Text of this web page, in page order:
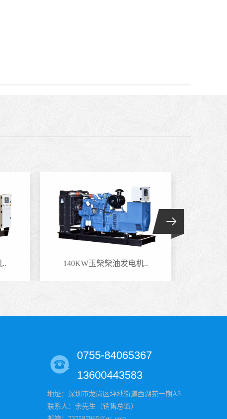
.. 140KW玉柴柴油发电机..
0755-84065367
13600443583
地址：深圳市龙岗区坪地街道西湖苑一期A3
联系人：余先生（销售总监）